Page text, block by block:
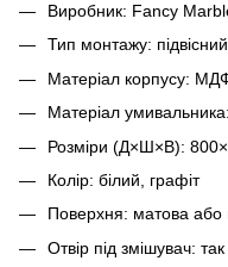
Виробник: Fancy
Тип монтажу: підвісний
Матеріал корпусу:
Матеріал
Розміри (Д×Ш×В):
Колір: білий, графіт
Поверхня: матова або
Отвір під змішувач: так